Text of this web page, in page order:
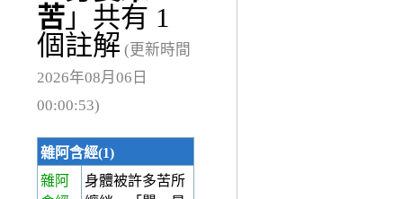
苦 」共有 1
個註解 (更新時間
2026年08月06日
00:00:53)
雜阿含經(1)
雜阿
身體被許多苦所